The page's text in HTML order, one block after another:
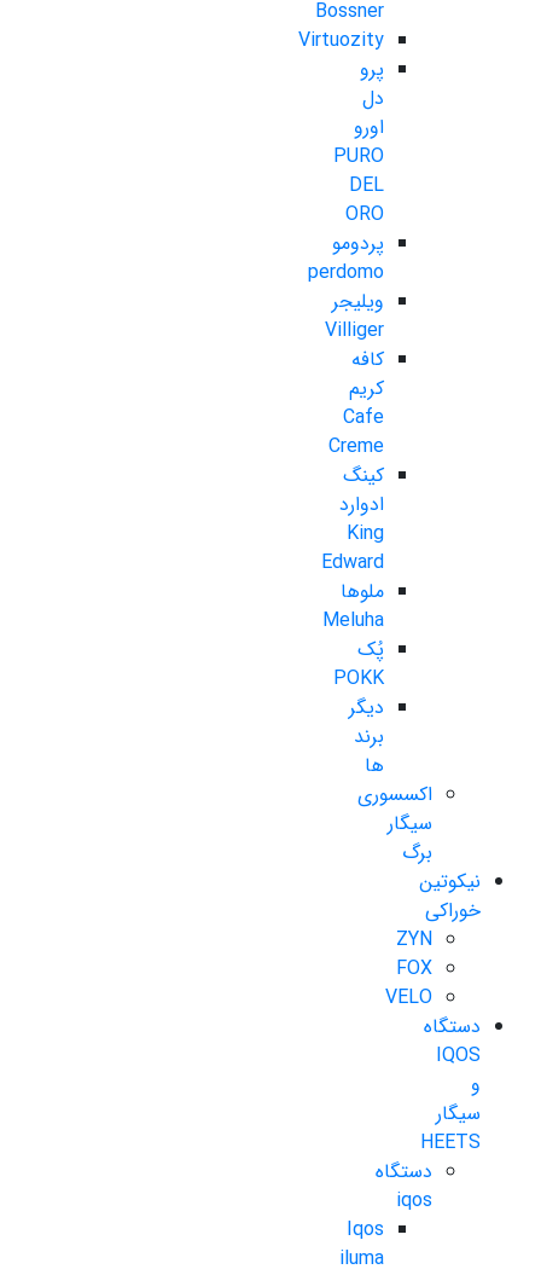
Bossner
Virtuozity
پرو
دل
اورو
PURO
DEL
ORO
پردومو
perdomo
ویلیجر
Villiger
کافه
کریم
Cafe
Creme
کینگ
ادوارد
King
Edward
ملوها
Meluha
پُک
POKK
دیگر
برند
ها
اکسسوری
سیگار
برگ
نیکوتین
خوراکی
ZYN
FOX
VELO
دستگاه
IQOS
و
سیگار
HEETS
دستگاه
iqos
Iqos
iluma